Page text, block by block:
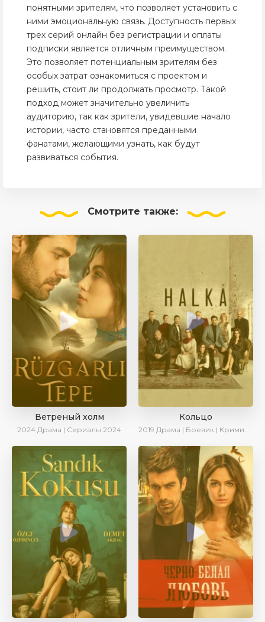
понятными зрителям, что позволяет установить с
ними эмоциональную связь. Доступность первых
трех серий онлайн без регистрации и оплаты
подписки является отличным преимуществом.
Это позволяет потенциальным зрителям без
особых затрат ознакомиться с проектом и
решить, стоит ли продолжать просмотр. Такой
подход может значительно увеличить
аудиторию, так как зрители, увидевшие начало
истории, часто становятся преданными
фанатами, желающими узнать, как будут
развиваться события.
Смотрите также:
Ветреный холм
2024 Драма | Сериалы 2024
Кольцо
2019 Драма | Боевик | Криминал